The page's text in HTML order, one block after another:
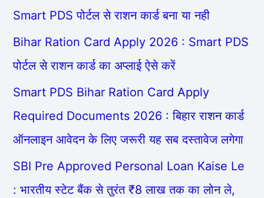
Smart PDS पोर्टल से राशन कार्ड बना या नही
Bihar Ration Card Apply 2026 : Smart PDS
पोर्टल से राशन कार्ड का अप्लाई ऐसे करें
Smart PDS Bihar Ration Card Apply
Required Documents 2026 : बिहार राशन कार्ड
ऑनलाइन आवेदन के लिए जरूरी यह सब दस्तावेज लगेगा
SBI Pre Approved Personal Loan Kaise Le
: भारतीय स्टेट बैंक से तुरंत ₹8 लाख तक का लोन ले,